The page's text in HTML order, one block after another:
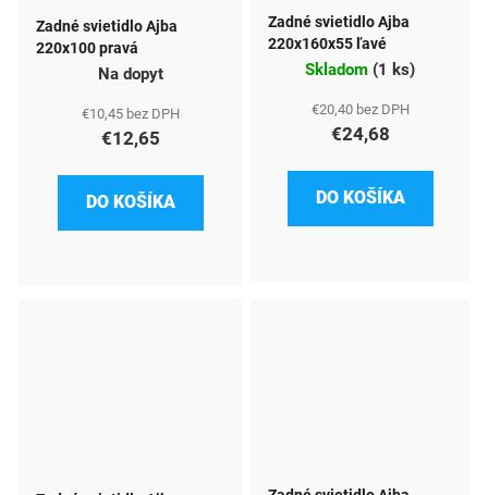
Zadné svietidlo Ajba
220x100 pravá
Na dopyt
€10,45 bez DPH
€12,65
DO KOŠÍKA
Zadné svietidlo Ajba
220x160x55 ľavé
Skladom (1 ks)
€20,40 bez DPH
€24,68
DO KOŠÍKA